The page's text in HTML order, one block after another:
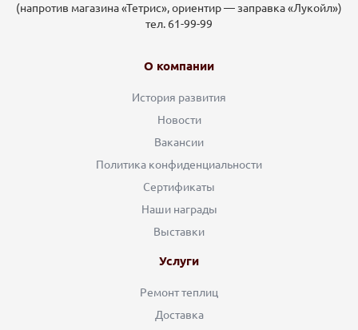
(напротив магазина «Тетрис», ориентир — заправка «Лукойл»)
тел. 61-99-99
О компании
История развития
Новости
Вакансии
Политика конфиденциальности
Сертификаты
Наши награды
Выставки
Услуги
Ремонт теплиц
Доставка